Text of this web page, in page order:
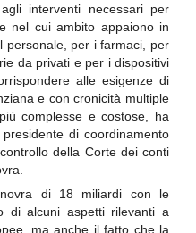
interventi necessari per
nel cui ambito appaiono in
personale, per i farmaci, per
da privati e per i dispositivi
alle esigenze di
e con cronicità multiple
complesse e costose, ha
di coordinamento
della Corte dei conti
di 18 miliardi con le
di alcuni aspetti rilevanti a
ma anche il fatto che la